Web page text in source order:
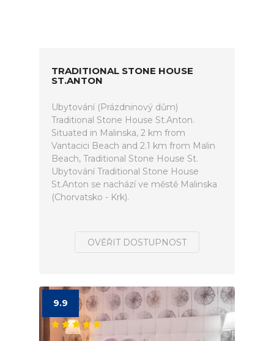
TRADITIONAL STONE HOUSE
ST.ANTON
Ubytování (Prázdninový dům)
Traditional Stone House St.Anton.
Situated in Malinska, 2 km from
Vantacici Beach and 2.1 km from Malin
Beach, Traditional Stone House St.
Ubytování Traditional Stone House
St.Anton se nachází ve městě Malinska
(Chorvatsko - Krk).
OVĚŘIT DOSTUPNOST
9.9